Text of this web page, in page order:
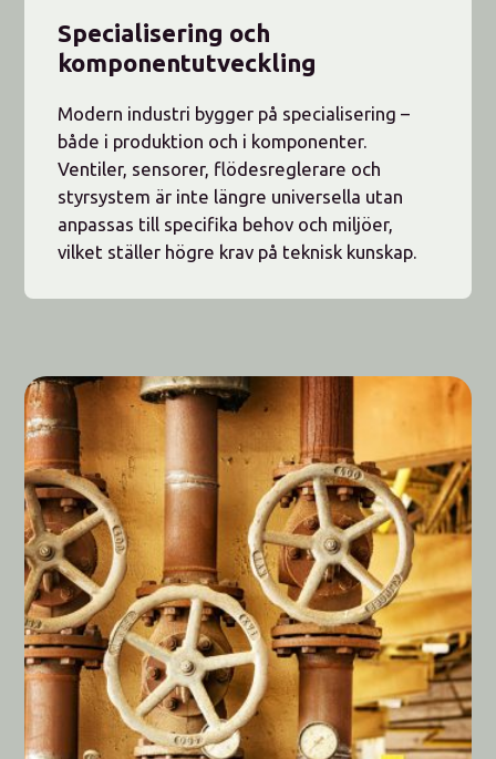
Specialisering och
komponentutveckling
Modern industri bygger på specialisering –
både i produktion och i komponenter.
Ventiler, sensorer, flödesreglerare och
styrsystem är inte längre universella utan
anpassas till specifika behov och miljöer,
vilket ställer högre krav på teknisk kunskap.